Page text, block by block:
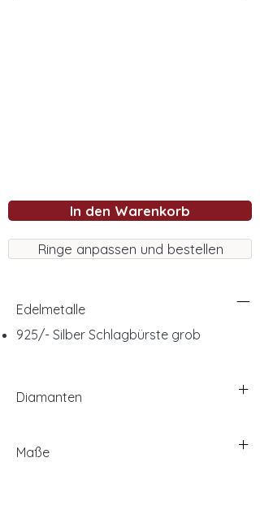
In den Warenkorb
Ringe anpassen und bestellen
Edelmetalle
925/- Silber Schlagbürste grob
Diamanten
Maße